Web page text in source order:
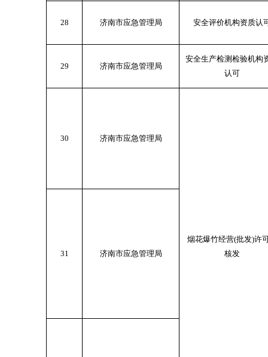
28 济南市应急管理局 安全评价机构资质认
29 济南市应急管理局
安全生产检测检验机构
认可
30 济南市应急管理局
烟花爆竹经营(批发)许
核发
31 济南市应急管理局